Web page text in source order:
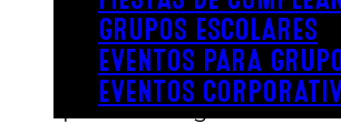
GRUPOS ESCOLARES
EVENTOS PARA
EVENTOS
escolares o
equipo. Necesitas espacio,
actividades para todos y
que mantenga contento